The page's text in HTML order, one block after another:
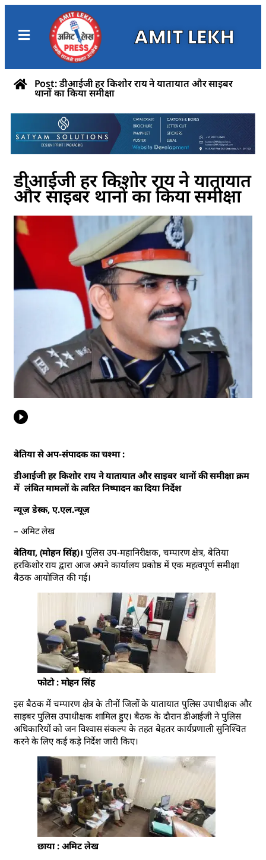
AMIT LEKH
Post: डीआईजी हर किशोर राय ने यातायात और साइबर
थानों का किया समीक्षा
डीआईजी हर किशोर राय ने यातायात
और साइबर थानों का किया समीक्षा
बेतिया से अप-संपादक का चश्मा :
डीआईजी हर किशोर राय ने यातायात और साइबर थानों की समीक्षा क्रम
में लंबित मामलों के त्वरित निष्पादन का दिया निर्देश
न्यूज़ डेस्क, ए.एल.न्यूज़
– अमिट लेख
बेतिया, (मोहन सिंह)। पुलिस उप-महानिरीक्षक, चम्पारण क्षेत्र, बेतिया
हरकिशोर राय द्वारा आज अपने कार्यालय प्रकोष्ठ में एक महत्वपूर्ण समीक्षा
बैठक आयोजित की गई।
फोटो : मोहन सिंह
इस बैठक में चम्पारण क्षेत्र के तीनों जिलों के यातायात पुलिस उपाधीक्षक और
साइबर पुलिस उपाधीक्षक शामिल हुए। बैठक के दौरान डीआईजी ने पुलिस
अधिकारियों को जन विश्वास संकल्प के तहत बेहतर कार्यप्रणाली सुनिश्चित
करने के लिए कई कड़े निर्देश जारी किए।
छाया : अमिट लेख